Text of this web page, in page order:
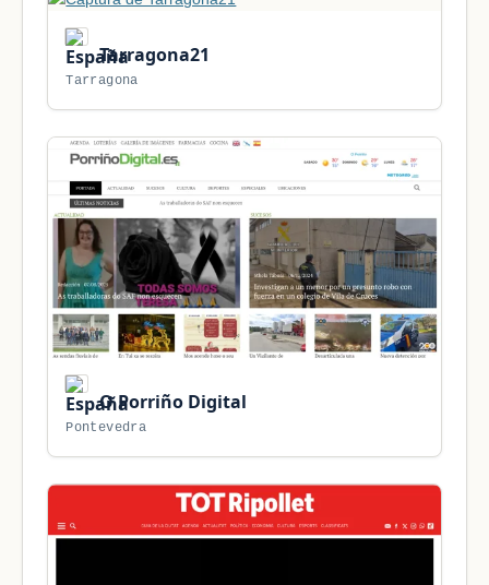
Tarragona21
Tarragona
O Porriño Digital
Pontevedra